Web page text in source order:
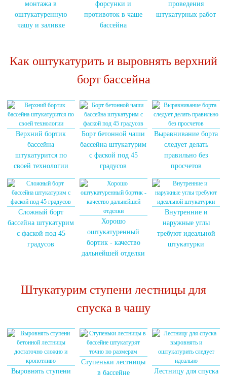
монтажа в
оштукатуренную
чашу и заливке
форсунки и
противоток в чаше
бассейна
проведения
штукатурных работ
Как оштукатурить и выровнять верхний
борт бассейна
Верхний бортик
бассейна
штукатурится по
своей технологии
Борт бетонной чаши
бассейна штукатурим
с фаской под 45
градусов
Выравнивание борта
следует делать
правильно без
просчетов
Сложный борт
бассейна штукатурим
с фаской под 45
градусов
Хорошо
оштукатуренный
бортик - качество
дальнейшей отделки
Внутренние и
наружные углы
требуют идеальной
штукатурки
Штукатурим ступени лестницы для
спуска в чашу
Выровнять ступени
Ступеньки лестницы
в бассейне
Лестницу для спуска